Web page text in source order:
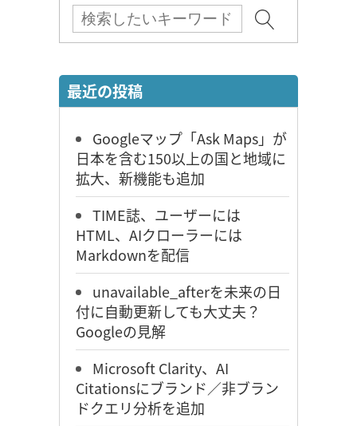
最近の投稿
Googleマップ「Ask Maps」が
日本を含む150以上の国と地域に
拡大、新機能も追加
TIME誌、ユーザーには
HTML、AIクローラーには
Markdownを配信
unavailable_afterを未来の日
付に自動更新しても大丈夫？
Googleの見解
Microsoft Clarity、AI
Citationsにブランド／非ブラン
ドクエリ分析を追加